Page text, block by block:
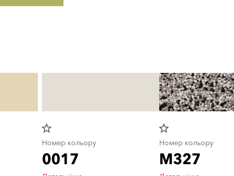
star_border
Номер кольору
0017
star_border
Номер кольору
M327